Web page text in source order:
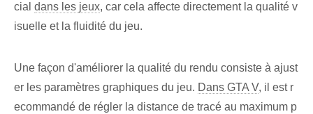
cial dans les jeux, car cela affecte directement la qualité v
isuelle et la fluidité du jeu.
Une façon d'améliorer la qualité du rendu consiste à ajust
er les paramètres graphiques du jeu. Dans GTA V, il est r
ecommandé de régler la distance de tracé au maximum p